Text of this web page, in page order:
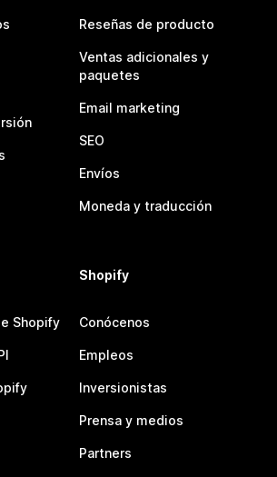
Reseñas de producto
Ventas adicionales y
paquetes
Email marketing
SEO
Envíos
Moneda y traducción
Shopify
Shopify
Conócenos
Empleos
Inversionistas
Prensa y medios
Partners